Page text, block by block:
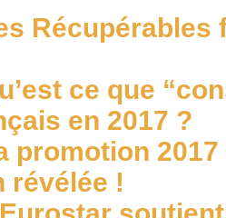
Récupérables
ce que
en 2017 ?
promotion
révélée !